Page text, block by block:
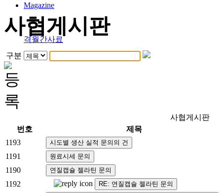
Magazine
격월간사료
사협게시판
구분
사협게시판
번호
제목
1193
1191
1190
1192